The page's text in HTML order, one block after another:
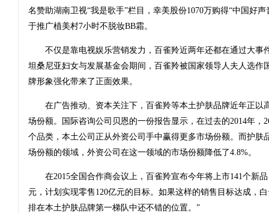
名赞助湖南卫视“我是歌手”栏目，幸美股份1070万购得“中国好
于推广植美村7小时不脱妆BB霜。
不仅是靠电视娱乐营销发力，百雀羚近两年还都在通过大事
坦桑尼亚妇女与发展基金会期间，百雀羚被国家领导人夫人选作
牌形象强化带来了正面效果。
在广告推动、资本关注下，百雀羚等本土护肤品牌近年正以
场份额。国际咨询公司贝恩的一份报告显示，在过去的2014年，
个品类，本土公司正从外资公司手中赢得更多市场份额。而护肤
场份额的领域，外资公司在这一领域的市场份额降低了4.8%。
在2015全国合作商会议上，百雀羚宣布今年将上市141个新品
元，计划实现零售120亿元的目标。如果这样的销售目标达成，
排在本土护肤品牌第一梯队中还不错的位置。”